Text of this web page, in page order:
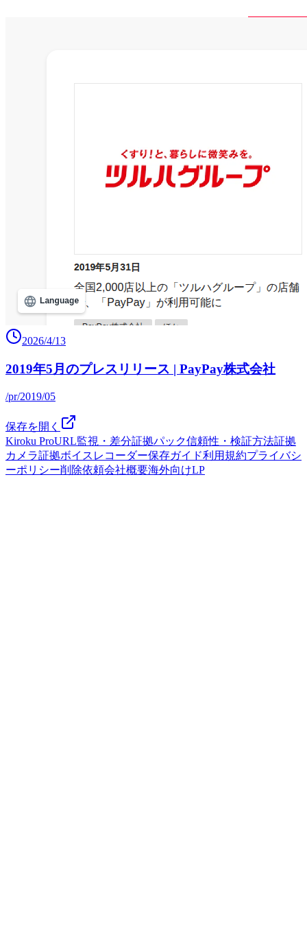
2026/4/13
2019年5月のプレスリリース | PayPay株式会社
/pr/2019/05
保存を開く
Kiroku ProURL監視・差分証拠パック信頼性・検証方法証拠
カメラ証拠ボイスレコーダー保存ガイド利用規約プライバシ
ーポリシー削除依頼会社概要海外向けLP